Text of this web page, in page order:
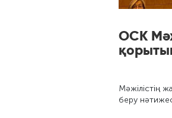
ОСК
Мәжілістің
беру